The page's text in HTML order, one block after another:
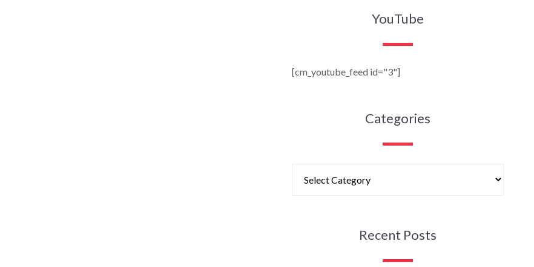
YouTube
[cm_youtube_feed id="3"]
Categories
Recent Posts